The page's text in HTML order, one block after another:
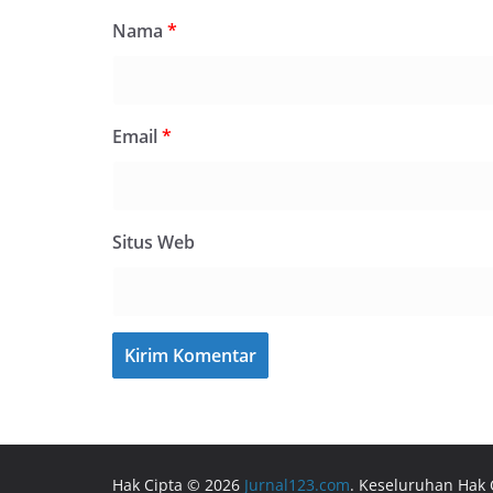
Nama *
Email*
Situs Web
Hak Cipta © 2026 Jurnal123.com. Keseluruhan Hak